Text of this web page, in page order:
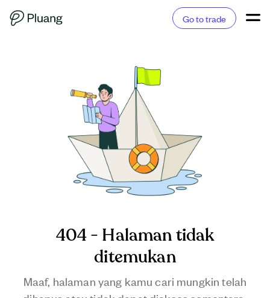
Go to trade
404 - Halaman tidak
ditemukan
Maaf, halaman yang kamu cari mungkin telah